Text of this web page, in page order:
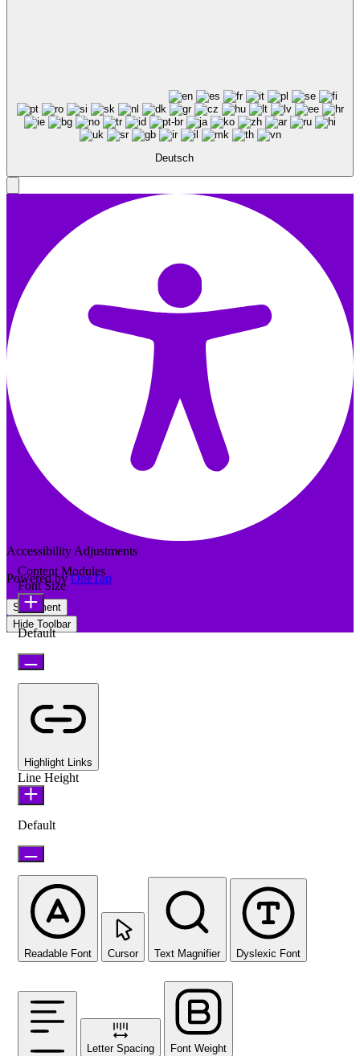
Deutsch
Accessibility Adjustments
Powered byOneTap
Statement
Hide Toolbar
Content Modules
Font Size
Default
Highlight Links
Line Height
Default
Readable Font Cursor Text Magnifier Dyslexic Font
Letter Spacing Font Weight